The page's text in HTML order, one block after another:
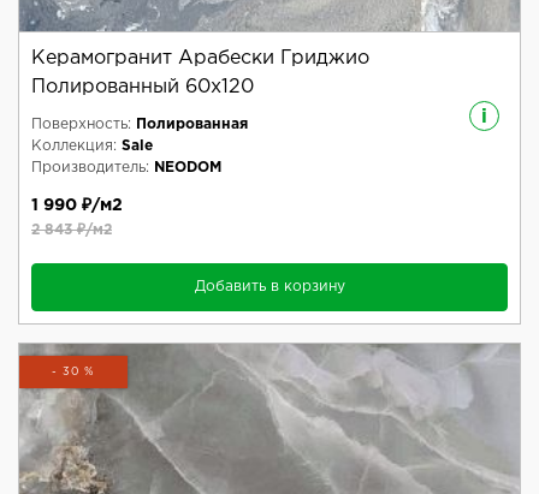
Керамогранит Арабески Гриджио
Полированный 60x120
i
Поверхность:
Полированная
Коллекция: Sale
Производитель:
NEODOM
1 990 ₽/м2
2 843 ₽/м2
Добавить в корзину
- 30 %